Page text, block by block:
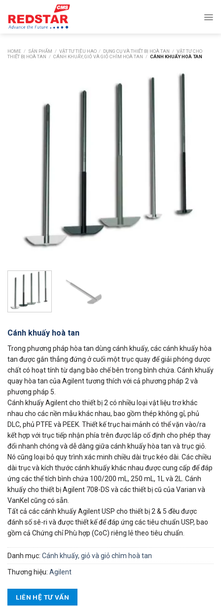
content
HOME / SẢN PHẨM / VẬT TƯ TIÊU HAO / DỤNG CỤ VÀ THIẾT BỊ HOÀ TAN / VẬT TƯ CHO
THIẾT BỊ HOÀ TAN / CÁNH KHUẤY, GIỎ VÀ GIỎ CHÌM HOÀ TAN / CÁNH KHUẤY HOÀ TAN
Cánh khuấy hoà tan
Trong phương pháp hòa tan dùng cánh khuấy, các cánh khuấy hòa
tan được gắn thẳng đứng ở cuối một trục quay để giải phóng dược
chất có hoạt tính từ dạng bào chế bên trong bình chứa. Cánh khuấy
quay hòa tan của Agilent tương thích với cả phương pháp 2 và
phương pháp 5.
Cánh khuấy Agilent cho thiết bị 2 có nhiều loại vật liệu trơ khác
nhau cho các nền mẫu khác nhau, bao gồm thép không gỉ, phủ
DLC, phủ PTFE và PEEK. Thiết kế trục hai mảnh có thể vặn vào/ra
kết hợp với trục tiếp nhận phía trên được lắp cố định cho phép thay
đổi nhanh chóng và dễ dàng giữa cánh khuấy hòa tan và trục giỏ.
Nó cũng loại bỏ quy trình xác minh chiều dài trục kéo dài. Các chiều
dài trục và kích thước cánh khuấy khác nhau được cung cấp để đáp
ứng các thể tích bình chứa 100/200 mL, 250 mL, 1L và 2L. Cánh
khuấy cho thiết bị Agilent 708-DS và các thiết bị cũ của Varian và
VanKel cũng có sẵn.
Tất cả các cánh khuấy Agilent USP cho thiết bị 2 & 5 đều được
đánh số sê-ri và được thiết kế để đáp ứng các tiêu chuẩn USP, bao
gồm cả Chứng chỉ Phù hợp (CoC) riêng lẻ theo tiêu chuẩn.
Danh mục: Cánh khuấy, giỏ và giỏ chìm hoà tan
Thương hiệu: Agilent
LIÊN HỆ TƯ VẤN